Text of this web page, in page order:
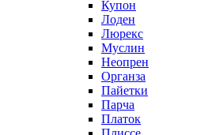
Купон
Лоден
Люрекс
Муслин
Неопрен
Органза
Пайетки
Парча
Платок